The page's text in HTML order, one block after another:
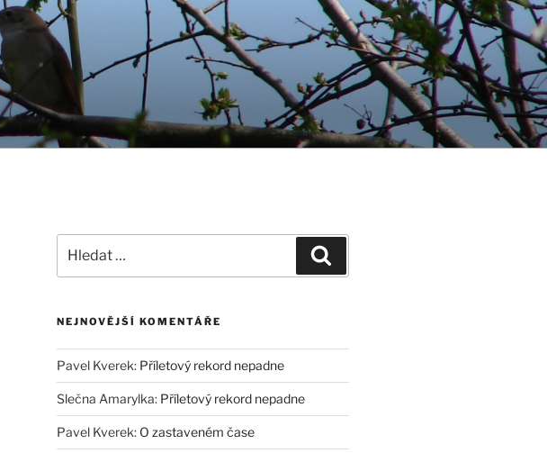
NEJNOVĚJŠÍ KOMENTÁŘE
Pavel Kverek: Příletový rekord nepadne
Slečna Amarylka: Příletový rekord nepadne
Pavel Kverek: O zastaveném čase